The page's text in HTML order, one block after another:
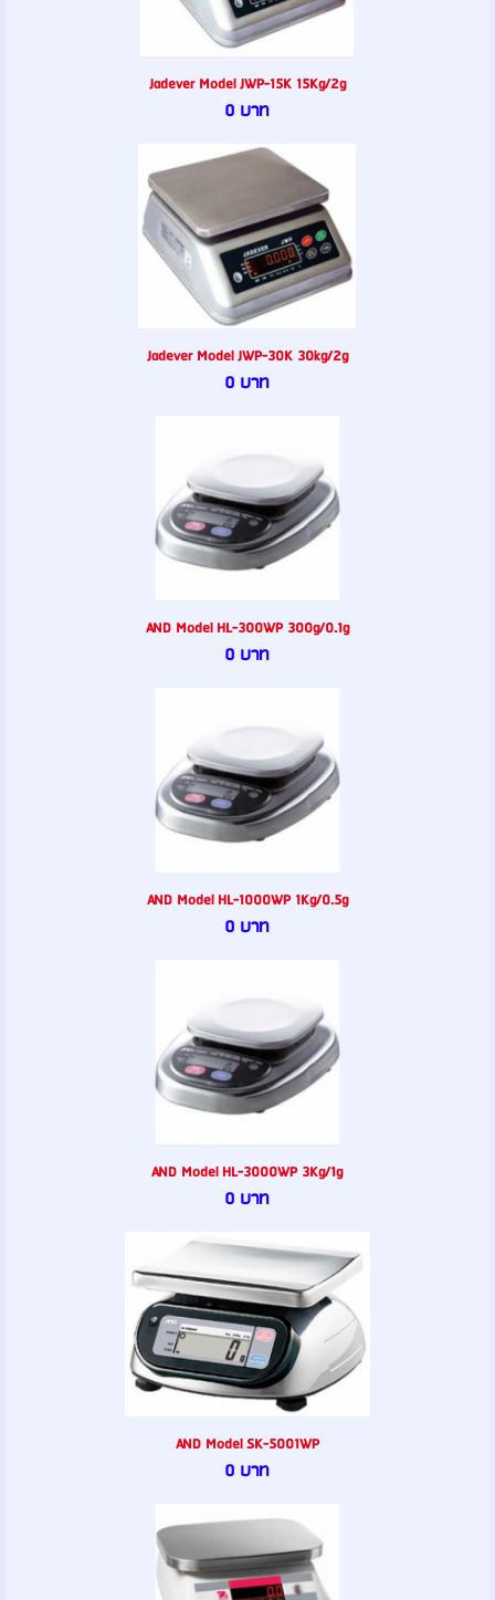
Jadever Model JWP-15K 15Kg/2g
0 บาท
Jadever Model JWP-30K 30kg/2g
0 บาท
AND Model HL-300WP 300g/0.1g
0 บาท
AND Model HL-1000WP 1Kg/0.5g
0 บาท
AND Model HL-3000WP 3Kg/1g
0 บาท
AND Model SK-5001WP
0 บาท